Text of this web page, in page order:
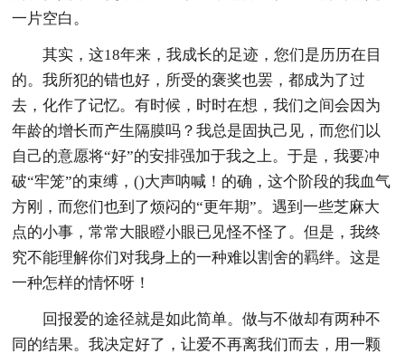
一片空白。
其实，这18年来，我成长的足迹，您们是历历在目
的。我所犯的错也好，所受的褒奖也罢，都成为了过
去，化作了记忆。有时候，时时在想，我们之间会因为
年龄的增长而产生隔膜吗？我总是固执己见，而您们以
自己的意愿将“好”的安排强加于我之上。于是，我要冲
破“牢笼”的束缚，()大声呐喊！的确，这个阶段的我血气
方刚，而您们也到了烦闷的“更年期”。遇到一些芝麻大
点的小事，常常大眼瞪小眼已见怪不怪了。但是，我终
究不能理解你们对我身上的一种难以割舍的羁绊。这是
一种怎样的情怀呀！
回报爱的途径就是如此简单。做与不做却有两种不
同的结果。我决定好了，让爱不再离我们而去，用一颗